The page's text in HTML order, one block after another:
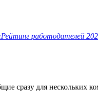
работодателей
сразу для нескольких